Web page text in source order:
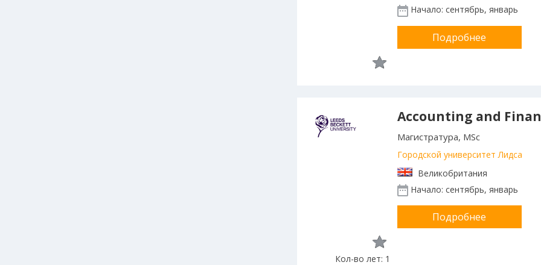
Начало: сентябрь, январь
Подробнее
Accounting and
Магистратура, MSc
Городской университет Лидса
Великобритания
Начало: сентябрь, январь
Подробнее
Кол-во лет: 1